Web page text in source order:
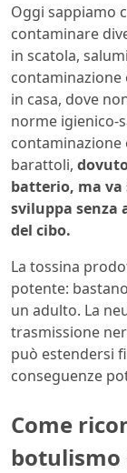
Oggi sappiamo
contaminare
in scatola,
in casa, dove
norme igienico-
barattoli,
batterio, ma
sviluppa senza
del cibo.
La tossina
potente:
un adulto. La
trasmissione
può estendersi
conseguenze
Come